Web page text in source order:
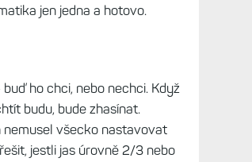
jen jedna a hotovo.
ho chci, nebo nechci. Když
budu, bude zhasínat.
všecko nastavovat
jestli jas úrovně 2/3 nebo